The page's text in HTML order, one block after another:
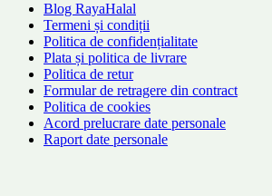
Blog RayaHalal
Termeni și condiții
Politica de confidențialitate
Plata și politica de livrare
Politica de retur
Formular de retragere din contract
Politica de cookies
Acord prelucrare date personale
Raport date personale